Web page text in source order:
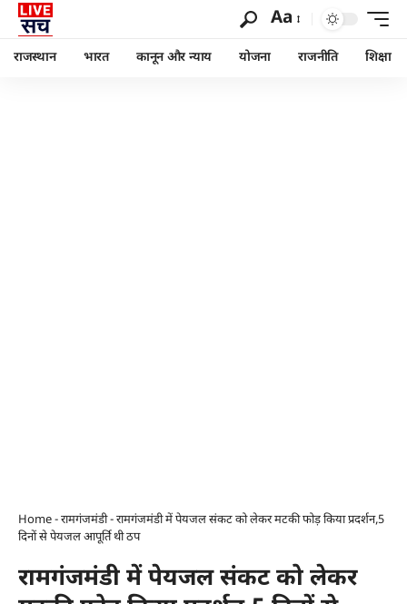
Aa
राजस्थान भारत कानून और न्याय योजना राजनीति शिक्षा
Home-रामगंजमंडी-रामगंजमंडी में पेयजल संकट को लेकर मटकी फोड़ किया प्रदर्शन,5
दिनों से पेयजल आपूर्ति थी ठप
रामगंजमंडी में पेयजल संकट को लेकर